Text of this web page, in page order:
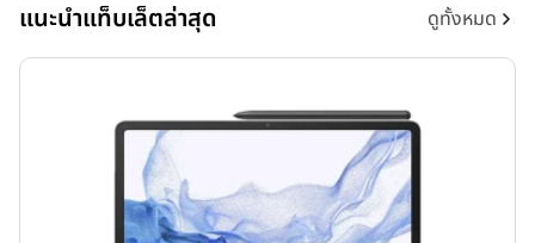
แนะนำแท็บเล็ตล่าสุด ดูทั้งหมด